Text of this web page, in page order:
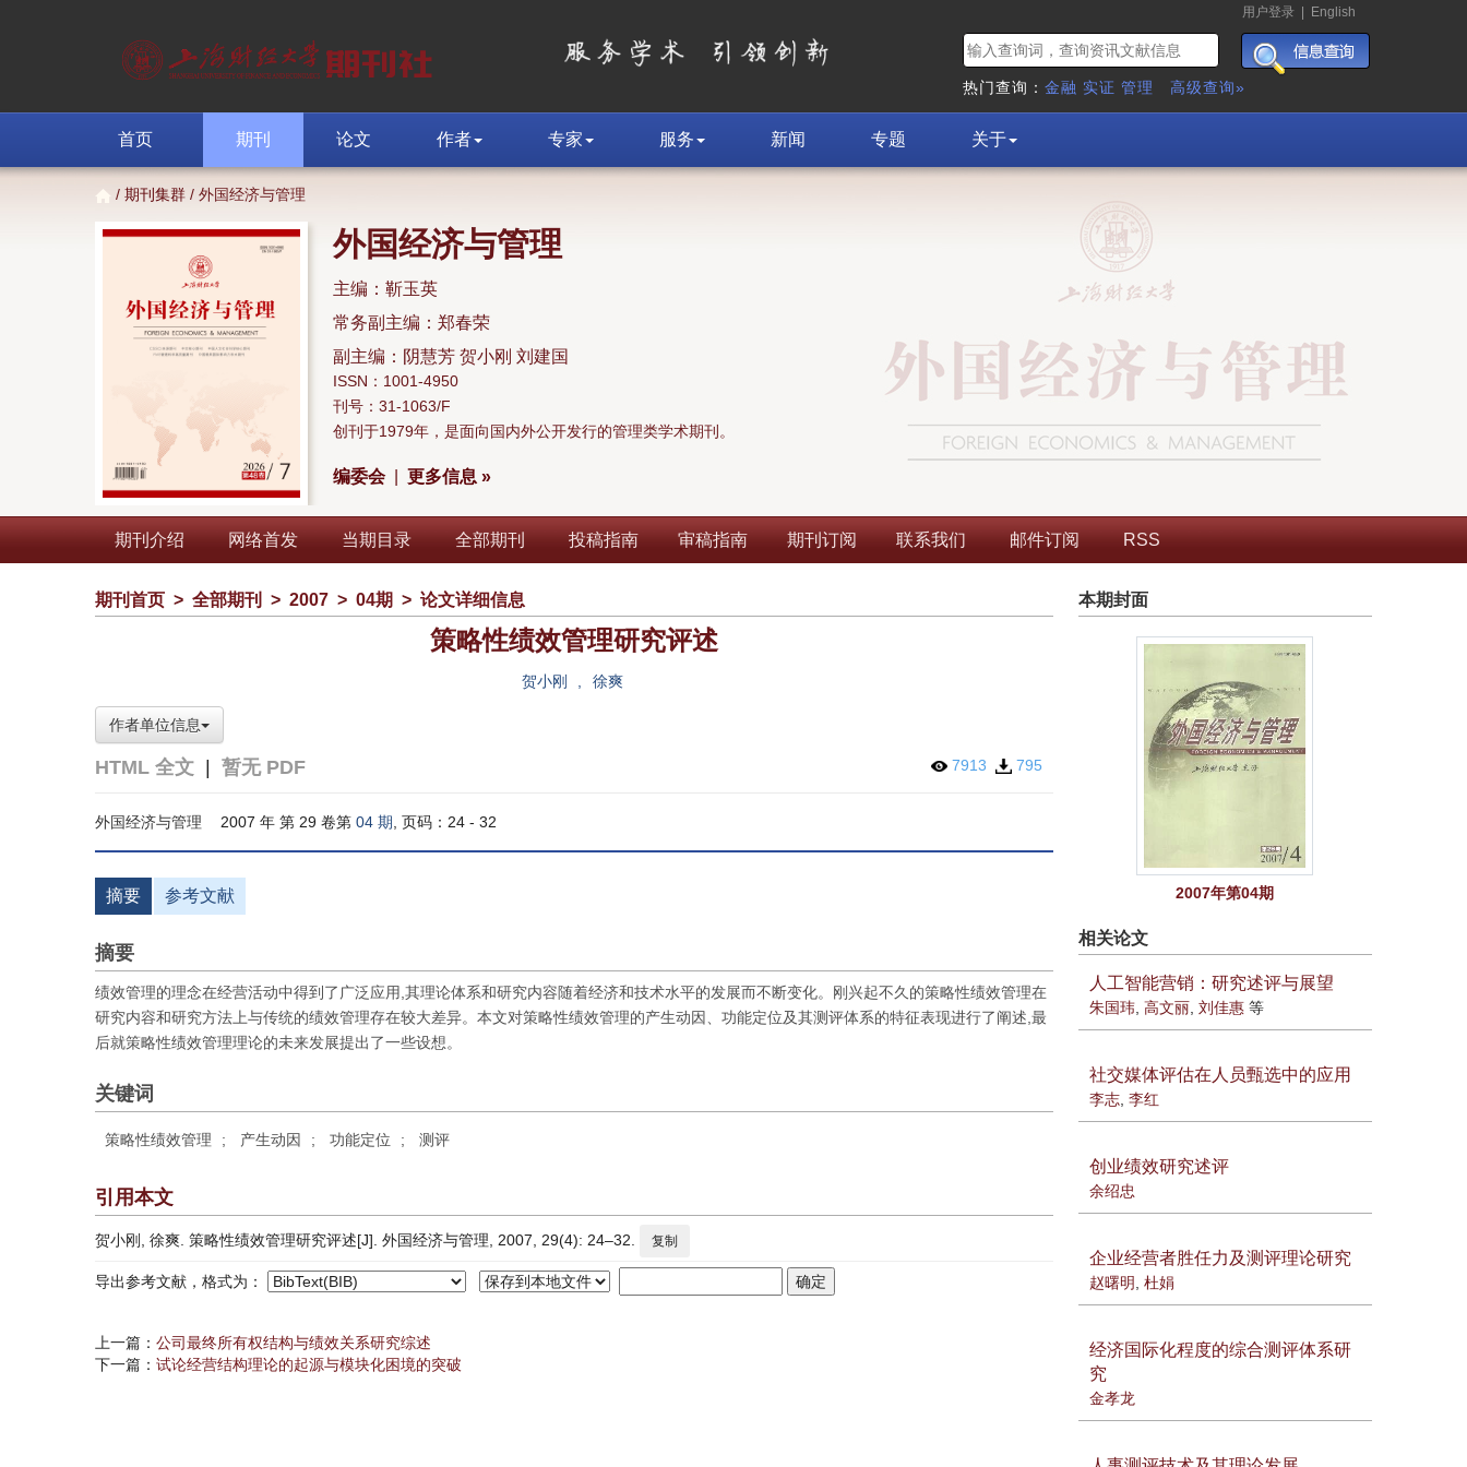
用户登录 English
热门查询： 金融 实证 管理 高级查询»
首页 期刊 论文 作者 专家 服务 新闻 专题 关于
/ 期刊集群 / 外国经济与管理
外国经济与管理
主编：靳玉英
常务副主编：郑春荣
副主编：阴慧芳 贺小刚 刘建国
ISSN：1001-4950
刊号：31-1063/F
创刊于1979年，是面向国内外公开发行的管理类学术期刊。
编委会| 更多信息 »
期刊介绍 网络首发 当期目录 全部期刊 投稿指南 审稿指南 期刊订阅 联系我们 邮件订阅 RSS
期刊首页 > 全部期刊 > 2007 > 04期 > 论文详细信息
策略性绩效管理研究评述
贺小刚 徐爽
作者单位信息
HTML 全文 暂无 PDF 7913 795
外国经济与管理 2007 年 第 29 卷第 04 期 , 页码：24 - 32
摘要 参考文献
摘要
绩效管理的理念在经营活动中得到了广泛应用,其理论体系和研究内容随着经济和技术水平的发展而不断变化。刚兴起不久的策略性绩效管理在
研究内容和研究方法上与传统的绩效管理存在较大差异。本文对策略性绩效管理的产生动因、功能定位及其测评体系的特征表现进行了阐述,最
后就策略性绩效管理理论的未来发展提出了一些设想。
关键词
策略性绩效管理 ; 产生动因 ; 功能定位 ; 测评
引用本文
贺小刚, 徐爽. 策略性绩效管理研究评述[J]. 外国经济与管理, 2007, 29(4): 24–32. 复制
导出参考文献，格式为：
上一篇： 公司最终所有权结构与绩效关系研究综述
下一篇： 试论经营结构理论的起源与模块化困境的突破
本期封面
2007年第04期
相关论文
人工智能营销：研究述评与展望
朱国玮, 高文丽, 刘佳惠等
社交媒体评估在人员甄选中的应用
李志, 李红
创业绩效研究述评
余绍忠
企业经营者胜任力及测评理论研究
赵曙明, 杜娟
经济国际化程度的综合测评体系研
究
金孝龙